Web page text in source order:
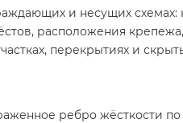
и несущих схемах:
расположения
перекрытиях и
ребро жёсткости по